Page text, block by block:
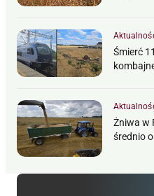
Śmierć
Żniwa w
średnio